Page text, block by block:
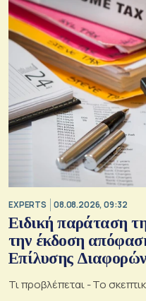
EXPERTS 08.08.2026, 09:32
Ειδική παράταση
την έκδοση
Επίλυσης
Τι προβλέπεται - Το